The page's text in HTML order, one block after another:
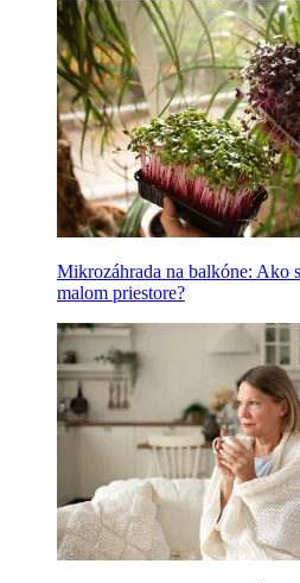
Mikrozáhrada na balkóne: Ako
malom priestore?